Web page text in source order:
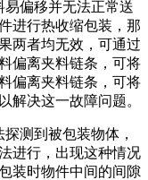
易偏移并无法正常送
进行热收缩包装，那
两者均无效，可通过
偏离夹料链条，可将
偏离夹料链条，可将
解决这一故障问题。
测到被包装物体，
进行，出现这种情况
装时物件中间的间隙